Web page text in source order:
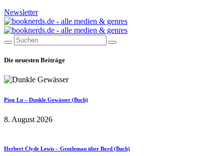
Newsletter
Die neuesten Beiträge
Ping Lu – Dunkle Gewässer (Buch)
8. August 2026
Herbert Clyde Lewis – Gentleman über Bord (Buch)